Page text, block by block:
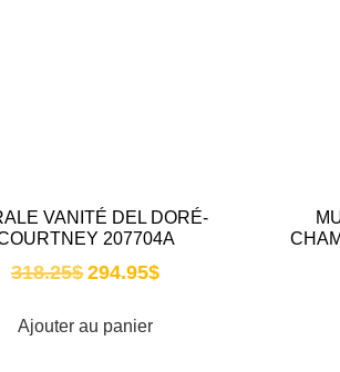
VANITÉ DEL DORÉ-
207704A
318.25$ 294.95$
Ajouter au panier